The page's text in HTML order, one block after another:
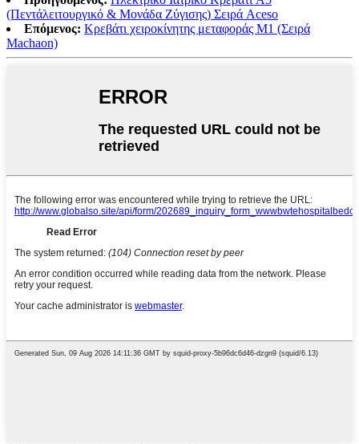
(Πεντάλειτουργικό & Μονάδα Ζύγισης) Σειρά Aceso
Επόμενος: Κρεβάτι χειροκίνητης μεταφοράς M1 (Σειρά
Machaon)